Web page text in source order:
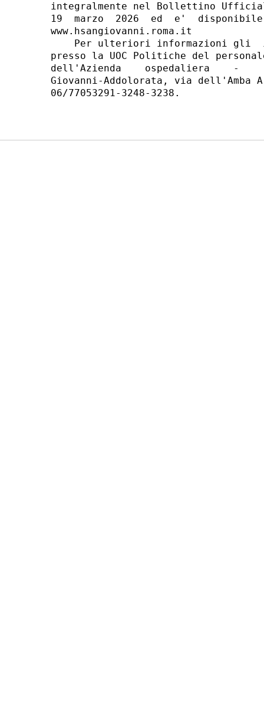
integralmente nel Bollettino
19  marzo  2026  ed  e'
www.hsangiovanni.roma.it
Per ulteriori informazioni gli
presso la UOC Politiche del
dell'Azienda    ospedaliera    -
Giovanni-Addolorata, via dell'Amba
06/77053291-3248-3238.